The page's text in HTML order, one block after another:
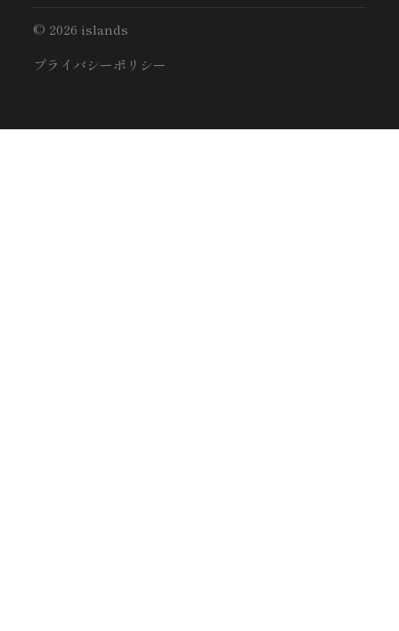
© 2026 islands
プライバシーポリシー